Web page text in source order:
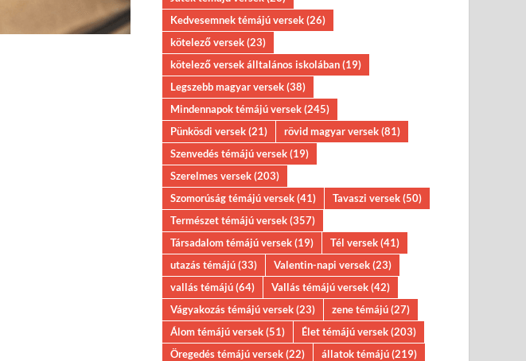
Kedvesemnek témájú versek(26)
kötelező versek(23)
kötelező versek álltalános iskolában(19)
Legszebb magyar versek(38)
Mindennapok témájú versek(245)
Pünkösdi versek(21) rövid magyar versek(81)
Szenvedés témájú versek(19)
Szerelmes versek(203)
Szomorúság témájú versek(41) Tavaszi versek(50)
Természet témájú versek(357)
Társadalom témájú versek(19) Tél versek(41)
utazás témájú(33) Valentin-napi versek(23)
vallás témájú(64) Vallás témájú versek(42)
Vágyakozás témájú versek(23) zene témájú(27)
Álom témájú versek(51) Élet témájú versek(203)
Öregedés témájú versek(22) állatok témájú(219)